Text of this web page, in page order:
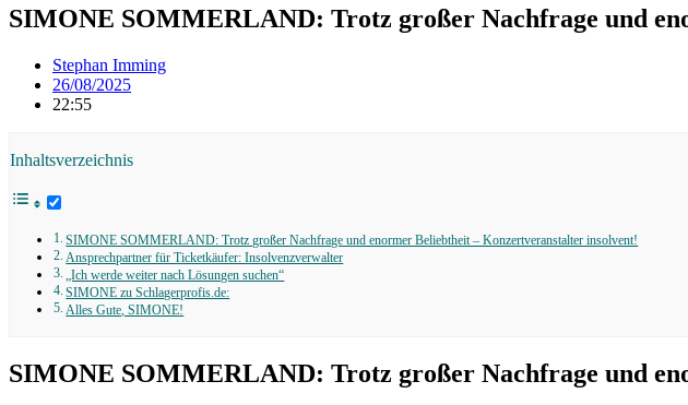
SIMONE SOMMERLAND: Trotz großer Nachfrage und
Stephan Imming
26/08/2025
22:55
Inhaltsverzeichnis
SIMONE SOMMERLAND: Trotz großer Nachfrage und enormer Beliebtheit – Konzertveranstalter insolvent!
Ansprechpartner für Ticketkäufer: Insolvenzverwalter
„Ich werde weiter nach Lösungen suchen“
SIMONE zu Schlagerprofis.de:
Alles Gute, SIMONE!
SIMONE SOMMERLAND: Trotz großer Nachfrage und